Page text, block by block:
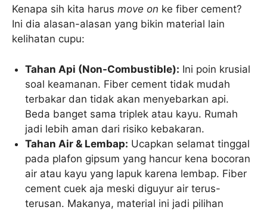
Kenapa sih kita harus move on ke fiber cement?
Ini dia alasan-alasan yang bikin material lain
kelihatan cupu:
Tahan Api (Non-Combustible): Ini poin krusial
soal keamanan. Fiber cement tidak mudah
terbakar dan tidak akan menyebarkan api.
Beda banget sama triplek atau kayu. Rumah
jadi lebih aman dari risiko kebakaran.
Tahan Air & Lembap: Ucapkan selamat tinggal
pada plafon gipsum yang hancur kena bocoran
air atau kayu yang lapuk karena lembap. Fiber
cement cuek aja meski diguyur air terus-
terusan. Makanya, material ini jadi pilihan